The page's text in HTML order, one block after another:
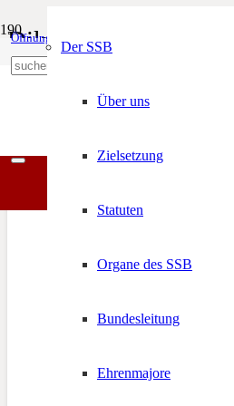
Öffnungszeiten
+39 0471 974 078 wurde
Der SSB
Über uns
Zielsetzung
Statuten
Organe des SSB
Bundesleitung
Ehrenmajore
Diktatur
SSB
8.
BLUMAU –
italienische